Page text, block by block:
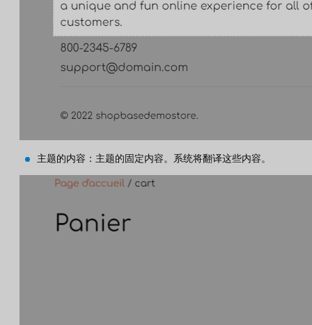
主题的内容：主题的固定内容。系统将翻译这些内容。